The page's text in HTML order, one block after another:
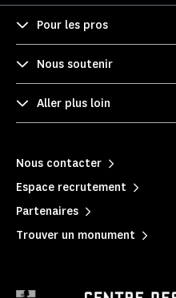
Pour les pros
Nous soutenir
Aller plus loin
Nous contacter
Espace recrutement
Partenaires
Trouver un monument